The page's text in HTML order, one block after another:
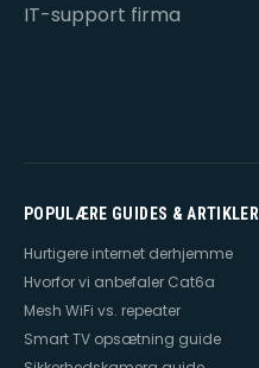
IT-support firma
POPULÆRE GUIDES & ARTIKLER
Hurtigere internet derhjemme
Hvorfor vi anbefaler Cat6a
Mesh WiFi vs. repeater
Smart TV opsætning guide